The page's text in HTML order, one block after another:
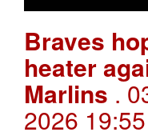
Braves
heater
Marlins .
2026 19:55